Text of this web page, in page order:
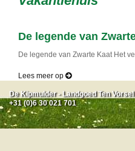
De legende van
De legende van Zwarte Kaat Het
Lees meer op
De Kipmulder - Landgoed Ten
+31 (0)6 30 021 701